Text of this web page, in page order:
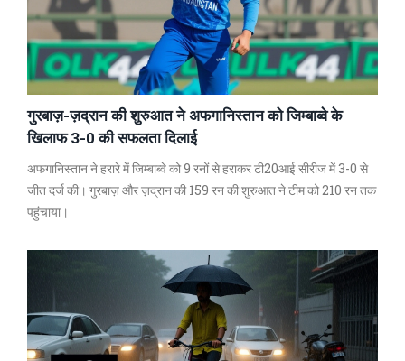
गुरबाज़-ज़द्रान की शुरुआत ने अफगानिस्तान को जिम्बाब्वे के
खिलाफ 3-0 की सफलता दिलाई
अफगानिस्तान ने हरारे में जिम्बाब्वे को 9 रनों से हराकर टी20आई सीरीज में 3-0 से
जीत दर्ज की। गुरबाज़ और ज़द्रान की 159 रन की शुरुआत ने टीम को 210 रन तक
पहुंचाया।